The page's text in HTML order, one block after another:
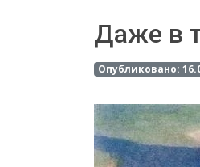
Даже в
Опубликовано: